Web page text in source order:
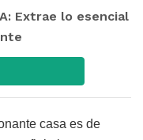
Extrae lo esencial
casa es de